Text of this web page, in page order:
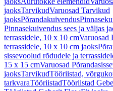
jaoksTarvikudVaruosad Tarvikud
jaoksPõrandakuivendus
Pinnasekuivendus sees ja väljas
terrassidele, 10 x 10 cmVaruosad
terrassidele, 10 x 10 cm jaoks
sissevoolud rõdudele ja
15 x 15 cmVaruosad
jaoksTarvikudTööriistad,
tarkvaraTööriistadTööriistad